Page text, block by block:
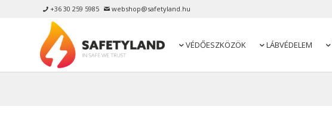
 +36 30 259 5985  webshop@safetyland.hu
 VÉDŐESZKÖZÖK  LÁBVÉDELEM 